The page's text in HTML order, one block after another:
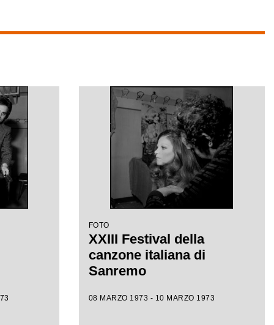
FOTO
XXIII Festival della
canzone italiana di
Sanremo
08 MARZO 1973 - 10 MARZO 1973